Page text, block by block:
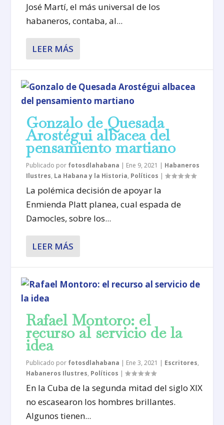
José Martí, el más universal de los
habaneros, contaba, al...
LEER MÁS
Gonzalo de Quesada
Arostégui albacea del
pensamiento martiano
Publicado por fotosdlahabana | Ene 9, 2021 | Habaneros
Ilustres, La Habana y la Historia, Políticos |
La polémica decisión de apoyar la
Enmienda Platt planea, cual espada de
Damocles, sobre los...
LEER MÁS
Rafael Montoro: el
recurso al servicio de la
idea
Publicado por fotosdlahabana | Ene 3, 2021 | Escritores,
Habaneros Ilustres, Políticos |
En la Cuba de la segunda mitad del siglo XIX
no escasearon los hombres brillantes.
Algunos tienen...